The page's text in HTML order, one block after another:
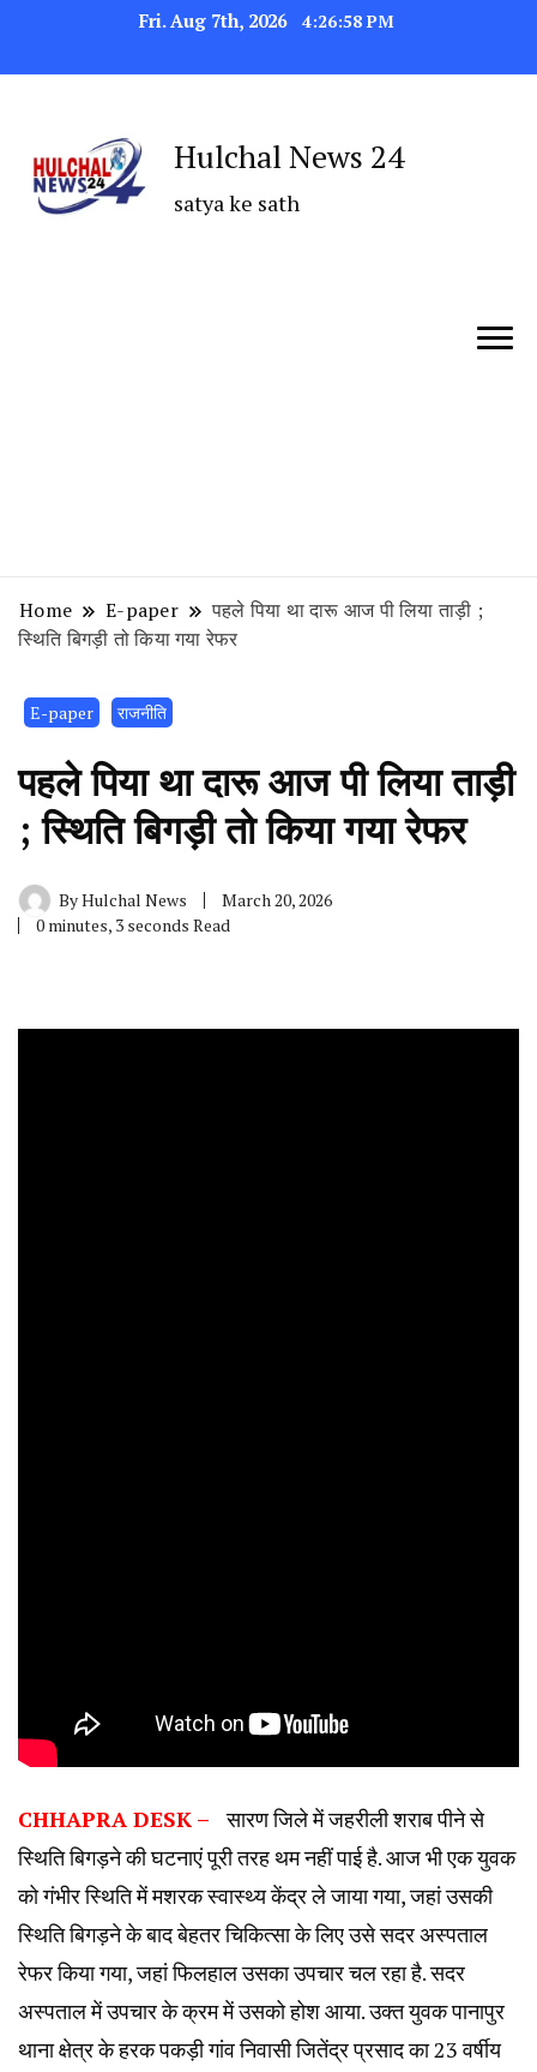
Fri. Aug 7th, 2026 4:26:59 PM
Hulchal News 24
satya ke sath
Home E-paper
पहले पिया था दारू आज पी लिया ताड़ी ;
स्थिति बिगड़ी तो किया गया रेफर
E-paper राजनीति
पहले पिया था दारू आज पी लिया ताड़ी
; स्थिति बिगड़ी तो किया गया रेफर
ByHulchal News
March 20, 2026
0 minutes, 3 seconds Read
CHHAPRA DESK –सारण जिले में जहरीली शराब पीने से
स्थिति बिगड़ने की घटनाएं पूरी तरह थम नहीं पाई है. आज भी एक युवक
को गंभीर स्थिति में मशरक स्वास्थ्य केंद्र ले जाया गया, जहां उसकी
स्थिति बिगड़ने के बाद बेहतर चिकित्सा के लिए उसे सदर अस्पताल
रेफर किया गया, जहां फिलहाल उसका उपचार चल रहा है. सदर
अस्पताल में उपचार के क्रम में उसको होश आया. उक्त युवक पानापुर
थाना क्षेत्र के हरक पकड़ी गांव निवासी जितेंद्र प्रसाद का 23 वर्षीय